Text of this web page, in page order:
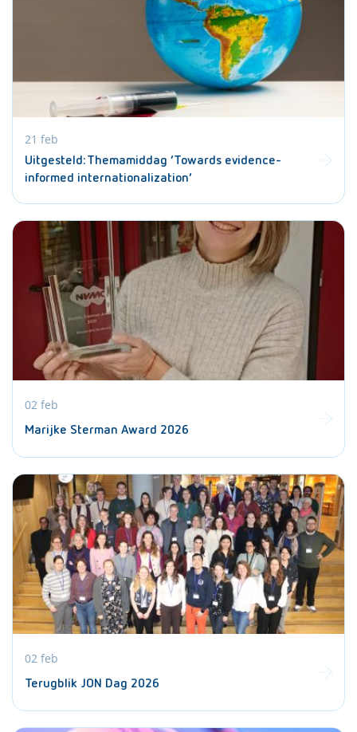
21 feb
Uitgesteld: Themamiddag ‘Towards evidence-
informed internationalization’
02 feb
Marijke Sterman Award 2026
02 feb
Terugblik JON Dag 2026